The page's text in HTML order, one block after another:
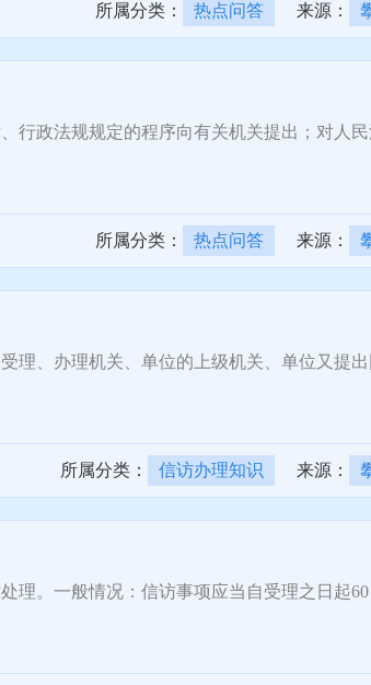
所属分类： 热点问答 来源：
政法规规定的程序向有关机关提出；对人
所属分类： 热点问答 来源：
、办理机关、单位的上级机关、单位又提出
所属分类： 信访办理知识 来源：
。一般情况：信访事项应当自受理之日起